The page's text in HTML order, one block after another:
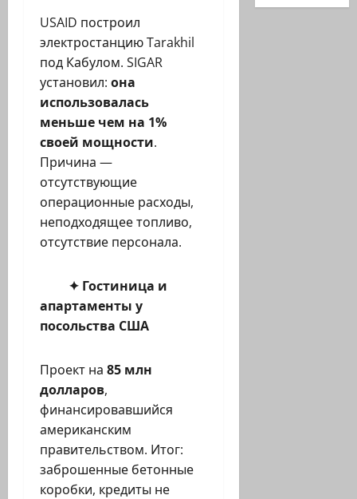
USAID построил
электростанцию Tarakhil
под Кабулом. SIGAR
установил: она
использовалась
меньше чем на 1%
своей мощности.
Причина —
отсутствующие
операционные расходы,
неподходящее топливо,
отсутствие персонала.
✦ Гостиница и
апартаменты у
посольства США
Проект на 85 млн
долларов,
финансировавшийся
американским
правительством. Итог:
заброшенные бетонные
коробки, кредиты не